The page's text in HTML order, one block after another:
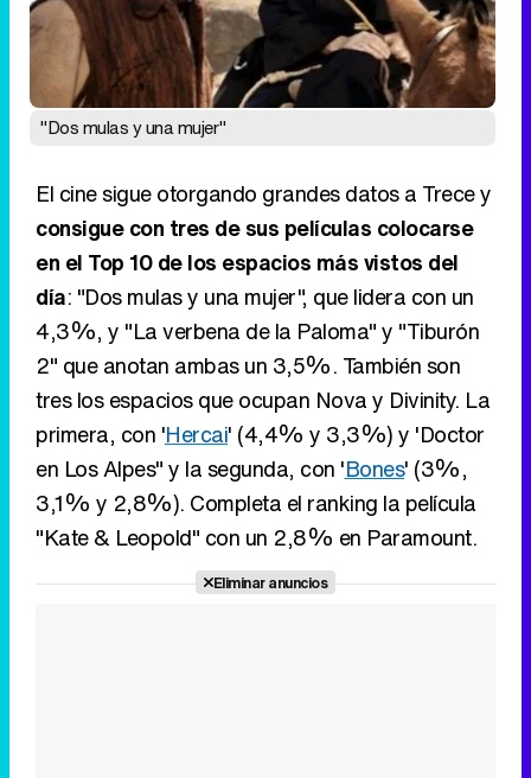
"Dos mulas y una mujer"
El cine sigue otorgando grandes datos a Trece y
consigue con tres de sus películas colocarse
en el Top 10 de los espacios más vistos del
día: "Dos mulas y una mujer", que lidera con un
4,3%, y "La verbena de la Paloma" y "Tiburón
2" que anotan ambas un 3,5%. También son
tres los espacios que ocupan Nova y Divinity. La
primera, con 'Hercai' (4,4% y 3,3%) y 'Doctor
en Los Alpes" y la segunda, con 'Bones' (3%,
3,1% y 2,8%). Completa el ranking la película
"Kate & Leopold" con un 2,8% en Paramount.
Eliminar anuncios